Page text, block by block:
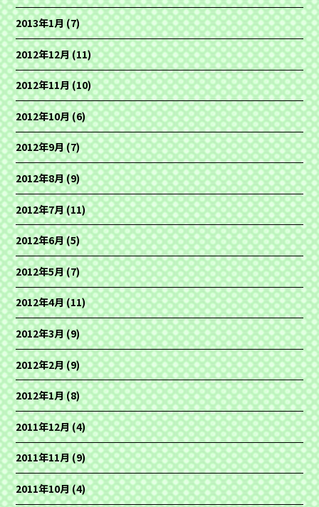
2013年1月(7)
2012年12月(11)
2012年11月(10)
2012年10月(6)
2012年9月(7)
2012年8月(9)
2012年7月(11)
2012年6月(5)
2012年5月(7)
2012年4月(11)
2012年3月(9)
2012年2月(9)
2012年1月(8)
2011年12月(4)
2011年11月(9)
2011年10月(4)